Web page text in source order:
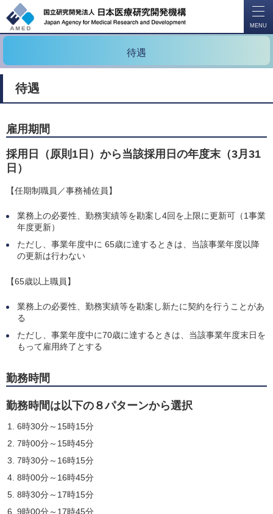
MENU
待遇
待遇
雇用期間
採用日（原則1日）から当該採用日の年度末（3月31
日）
【任期制職員／事務補佐員】
業務上の必要性、勤務実績等を勘案し4回を上限に更新可（1事業
年度更新）
ただし、事業年度中に 65歳に達するときは、当該事業年度以降
の更新は行わない
【65歳以上職員】
業務上の必要性、勤務実績等を勘案し新たに契約を行うことがあ
る
ただし、事業年度中に70歳に達するときは、当該事業年度末日を
もって雇用終了とする
勤務時間
勤務時間は以下の８パターンから選択
6時30分～15時15分
7時00分～15時45分
7時30分～16時15分
8時00分～16時45分
8時30分～17時15分
9時00分～17時45分